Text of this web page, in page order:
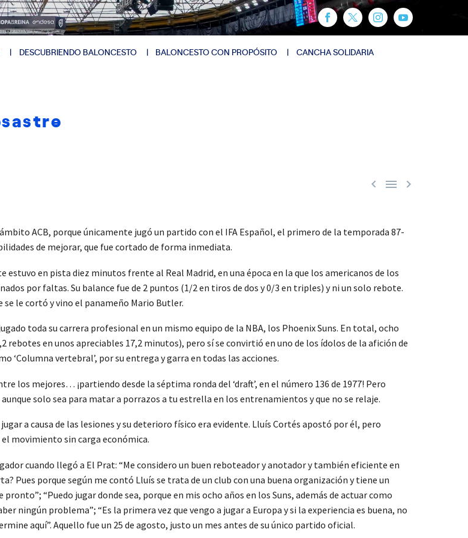
DESCUBRIENDO BALONCESTO BALONCESTO CON PROPÓSITO CANCHA SOLIDARIA
  
ACB, porque únicamente jugó un partido con el IFA Español, el primero de la temporada 87-
de mejorar, que fue cortado de forma inmediata.
estuvo en pista diez minutos frente al Real Madrid, en una época en la que los americanos de los
por faltas. Su balance fue de 2 puntos (1/2 en tiros de dos y 0/3 en triples) y ni un solo rebote.
se le cortó y vino el panameño Mario Butler.
toda su carrera profesional en un mismo equipo de la NBA, los Phoenix Suns. En total, ocho
en unos apreciables 17,2 minutos), pero sí se convirtió en uno de los ídolos de la afición de
‘Columna vertebral’, por su entrega y garra en todas las acciones.
los mejores… ¡partiendo desde la séptima ronda del ‘draft’, en el número 136 de 1977! Pero
solo sea para matar a porrazos a tu estrella en los entrenamientos y que no se relaje.
a causa de las lesiones y su deterioro físico era evidente. Lluís Cortés apostó por él, pero
movimiento sin carga económica.
cuando llegó a El Prat: “Me considero un buen reboteador y anotador y también eficiente en
Pues porque según me contó Lluís se trata de un club con una buena organización y tiene un
“Puedo jugar donde sea, porque en mis ocho años en los Suns, además de actuar como
ningún problema”; “Es la primera vez que vengo a jugar a Europa y si la experiencia es buena, no
aquí”. Aquello fue un 25 de agosto, justo un mes antes de su único partido oficial.